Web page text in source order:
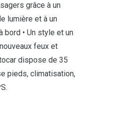
grâce à un
lumière et à un
• Un style et un
feux et
dispose de 35
pieds, climatisation,